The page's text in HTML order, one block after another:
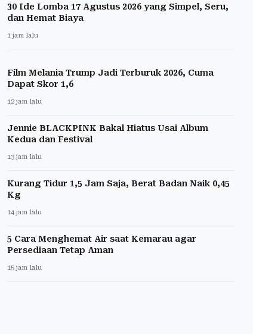
30 Ide Lomba 17 Agustus 2026 yang Simpel, Seru,
dan Hemat Biaya
1 jam lalu
Film Melania Trump Jadi Terburuk 2026, Cuma
Dapat Skor 1,6
12 jam lalu
Jennie BLACKPINK Bakal Hiatus Usai Album
Kedua dan Festival
13 jam lalu
Kurang Tidur 1,5 Jam Saja, Berat Badan Naik 0,45
Kg
14 jam lalu
5 Cara Menghemat Air saat Kemarau agar
Persediaan Tetap Aman
15 jam lalu